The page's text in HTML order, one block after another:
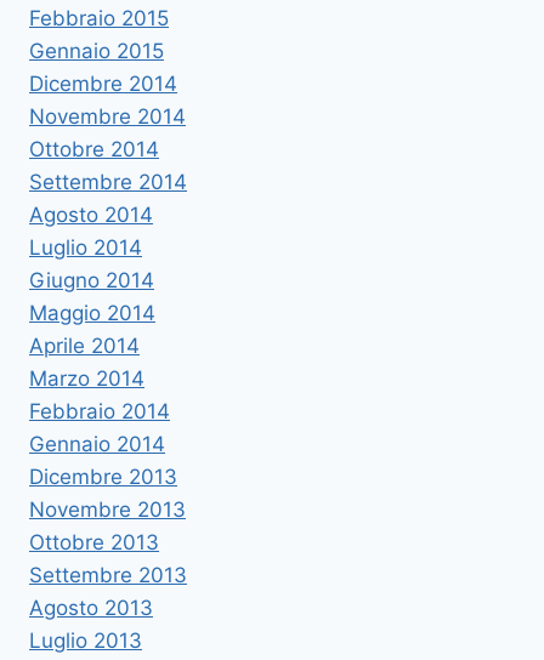
Febbraio 2015
Gennaio 2015
Dicembre 2014
Novembre 2014
Ottobre 2014
Settembre 2014
Agosto 2014
Luglio 2014
Giugno 2014
Maggio 2014
Aprile 2014
Marzo 2014
Febbraio 2014
Gennaio 2014
Dicembre 2013
Novembre 2013
Ottobre 2013
Settembre 2013
Agosto 2013
Luglio 2013